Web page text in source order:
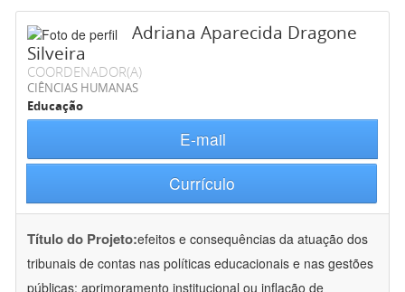
Adriana Aparecida Dragone
Silveira
COORDENADOR(A)
CIÊNCIAS HUMANAS
Educação
E-mail
Currículo
Título do Projeto:efeitos e consequências da atuação dos
tribunais de contas nas políticas educacionais e nas gestões
públicas: aprimoramento institucional ou inflação de